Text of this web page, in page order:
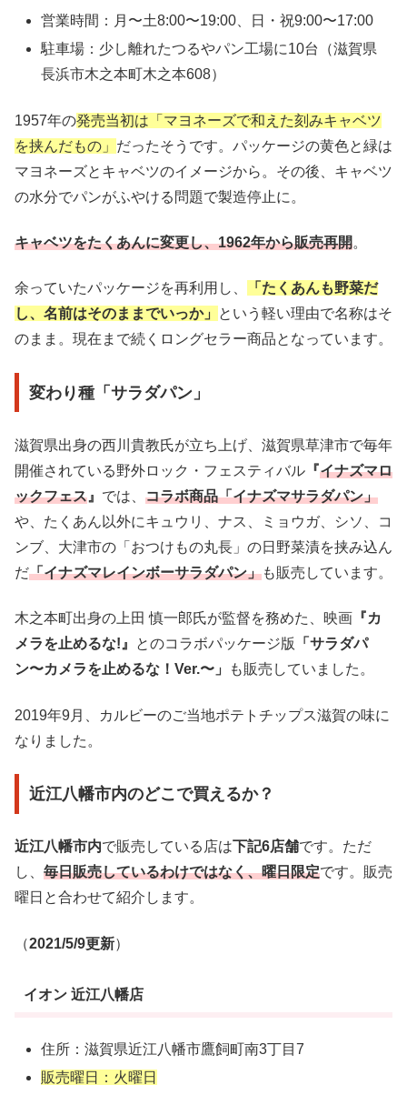
営業時間：月〜土8:00〜19:00、日・祝9:00〜17:00
駐車場：少し離れたつるやパン工場に10台（滋賀県
長浜市木之本町木之本608）
1957年の発売当初は「マヨネーズで和えた刻みキャベツ
を挟んだもの」 だったそうです。パッケージの黄色と緑は
マヨネーズとキャベツのイメージから。その後、キャベツ
の水分でパンがふやける問題で製造停止に。
キャベツをたくあんに変更し、1962年から販売再開。
余っていたパッケージを再利用し、
「たくあんも野菜だ
し、名前はそのままでいっか」
という軽い理由で名称はそ
のまま。現在まで続くロングセラー商品となっています。
変わり種「サラダパン」
滋賀県出身の西川貴教氏が立ち上げ、滋賀県草津市で毎年
開催されている野外ロック・フェスティバル 『イナズマロ
ックフェス 』 では、 コラボ商品「イナズマサラダパン」
や、たくあん以外にキュウリ、ナス、ミョウガ、シソ、コ
ンブ、大津市の「おつけもの丸長」の日野菜漬を挟み込ん
だ「イナズマレインボーサラダパン」も販売しています。
木之本町出身の上田 慎一郎氏が監督を務めた、映画 『カ
メラを止めるな!』
とのコラボパッケージ版
「サラダパ
ン〜カメラを止めるな！Ver.〜」
も販売していました。
2019年9月、カルビーのご当地ポテトチップス滋賀の味に
なりました。
近江八幡市内のどこで買えるか？
近江八幡市内で販売している店は 下記6店舗です。ただ
し、 毎日販売しているわけではなく、曜日限定です。販売
曜日と合わせて紹介します。
（2021/5/9更新）
イオン 近江八幡店
住所：滋賀県近江八幡市鷹飼町南3丁目7
販売曜日：火曜日